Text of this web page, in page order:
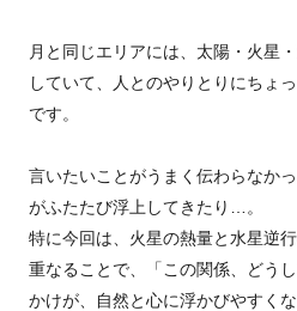
月と同じエリアには、太陽・火星
していて、人とのやりとりにちょ
です。
言いたいことがうまく伝わらなか
がふたたび浮上してきたり…。
特に今回は、火星の熱量と水星逆
重なることで、「この関係、どう
かけが、自然と心に浮かびやすくな